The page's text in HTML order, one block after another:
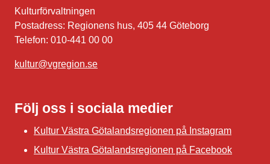
Kulturförvaltningen
Postadress: Regionens hus, 405 44 Göteborg
Telefon: 010-441 00 00
kultur@vgregion.se
Följ oss i sociala medier
Kultur Västra Götalandsregionen på Instagram
Kultur Västra Götalandsregionen på Facebook